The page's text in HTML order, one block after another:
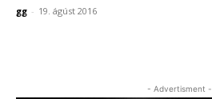
gg - 19. ágúst 2016
- Advertisment -